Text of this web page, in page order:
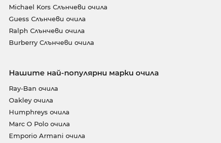
Michael Kors Слънчеви очила
Guess Слънчеви очила
Ralph Слънчеви очила
Burberry Слънчеви очила
Нашите най-популярни марки очила
Ray-Ban очила
Oakley очила
Humphreys очила
Marc O Polo очила
Emporio Armani очила